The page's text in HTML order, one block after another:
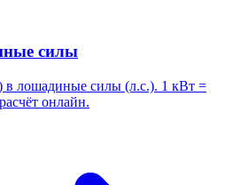
силы
в лошадиные силы (л.с.). 1 кВт =
онлайн.